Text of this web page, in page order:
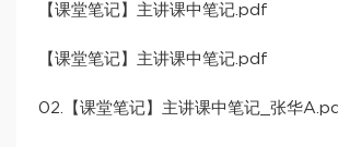
【课堂笔记】主讲课中笔记.pdf
【课堂笔记】主讲课中笔记.pdf
02.【课堂笔记】主讲课中笔记_张华